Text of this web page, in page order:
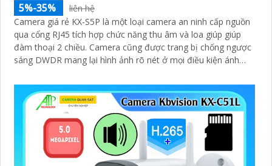
5%-35%
liên hệ
Camera giá rẻ KX-S5P là một loại camera an ninh cấp nguồn
qua cổng RJ45 tích hợp chức năng thu âm và loa giúp giúp
đàm thoại 2 chiều. Camera cũng được trang bị chống ngược
sáng DWDR mang lại hình ảnh rõ nét ở mọi điều kiện ánh